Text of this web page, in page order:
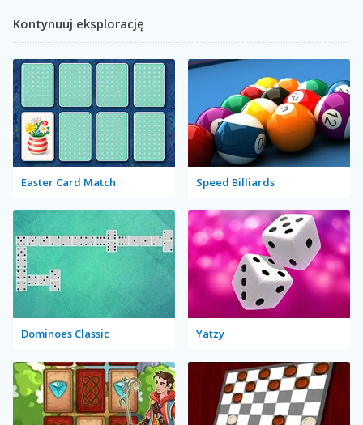
Kontynuuj eksplorację
Easter Card Match Speed Billiards
Dominoes Classic Yatzy